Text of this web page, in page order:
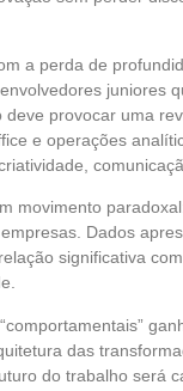
a perda de
juniores
provocar uma
e operações
movimento
Dados
significativa
das
do trabalho será